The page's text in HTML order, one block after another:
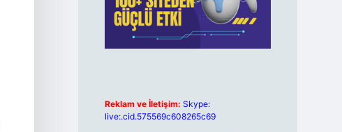
Reklam ve İletişim: Skype:
live:.cid.575569c608265c69